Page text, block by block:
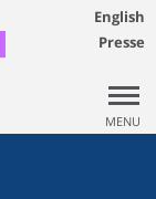
English
Presse
MENU